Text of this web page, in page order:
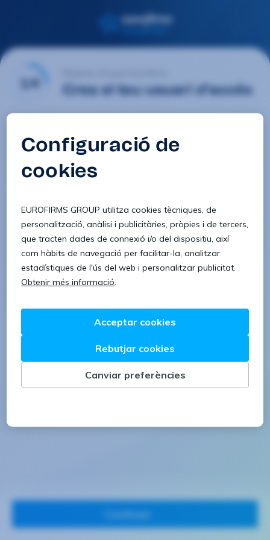
1/4 Crea el teu usuari d'accés
Contrasenya
Confirmar contrasenya
8 caràcters 1 lletra minúscula
1 lletra majúscula 1 número